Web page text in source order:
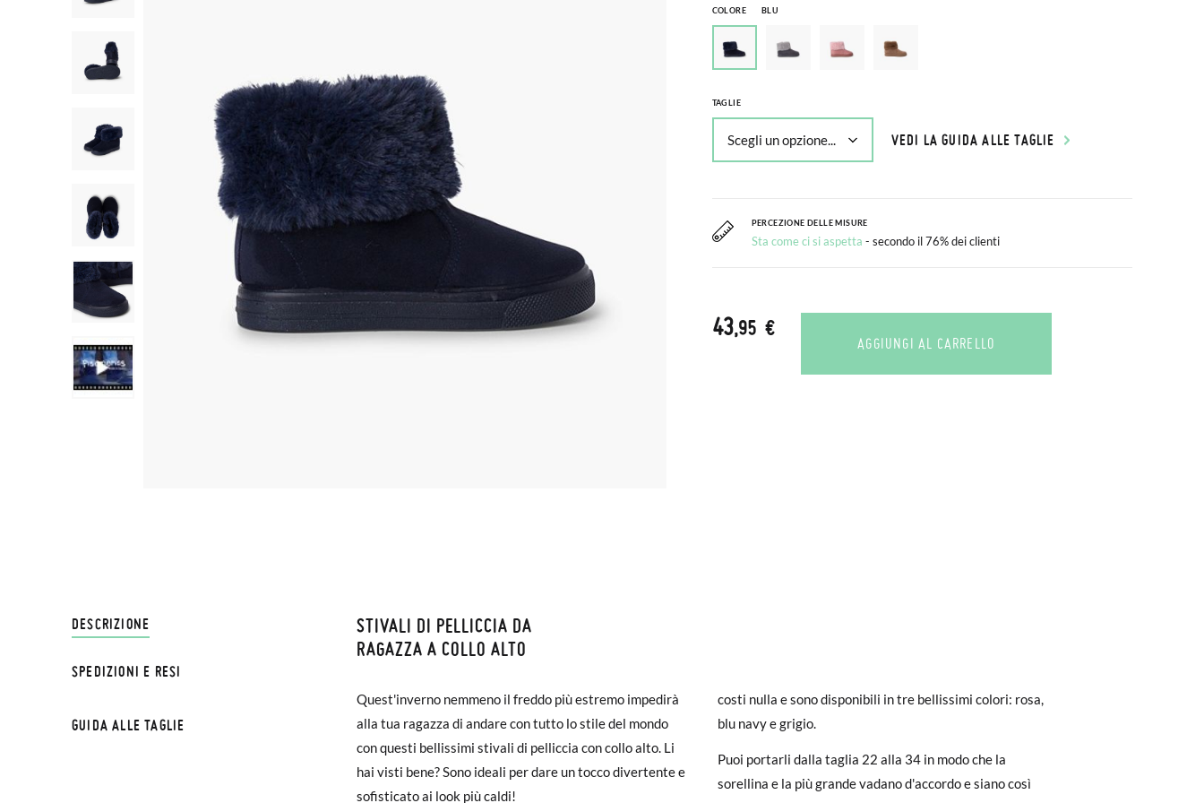
COLORE BLU
TAGLIE
VEDI LA GUIDA ALLE TAGLIE
PERCEZIONE DELLE MISURE
Sta come ci si aspetta - secondo il 76% dei clienti
43,95 €
AGGIUNGI AL CARRELLO
DESCRIZIONE
STIVALI DI PELLICCIA DA
RAGAZZA A COLLO ALTO
Quest'inverno nemmeno il freddo più estremo impedirà
alla tua ragazza di andare con tutto lo stile del mondo
con questi bellissimi stivali di pelliccia con collo alto. Li
hai visti bene? Sono ideali per dare un tocco divertente e
sofisticato ai look più caldi!
costi nulla e sono disponibili in tre bellissimi colori: rosa,
blu navy e grigio.
Puoi portarli dalla taglia 22 alla 34 in modo che la
sorellina e la più grande vadano d'accordo e siano così
SPEDIZIONI E RESI
SPEDIZIONI E RESI
€ e impiegherà da 4 a 5 giorni lavorativi per arrivare tramite corriere. Ti preghiamo di notare che l'ordine deve essere
effettuato prima delle 15:00, altrimenti verrà spedito il giorno successivo.
Se le scarpe arrivano e non sono esattamente quello che cercavi, puoi richiedere facilmente un reso gratuito.
GUIDA ALLE TAGLIE
TAGLIE 22 23 24 25 26 27 28 29 30 31 32